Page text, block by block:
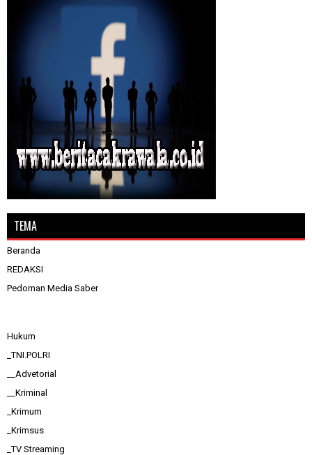
TEMA
Beranda
REDAKSI
Pedoman Media Saber
Hukum
_TNI.POLRI
__Advetorial
__Kriminal
_Krimum
_Krimsus
_TV Streaming